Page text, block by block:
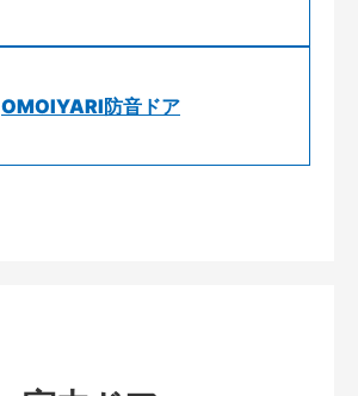
OMOIYARI防音ドア